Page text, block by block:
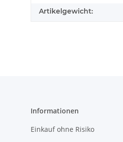
Artikelgewicht:
Informationen
Einkauf ohne Risiko